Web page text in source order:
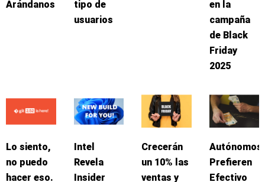
Arándanos
tipo de
usuarios
en la
campaña
de Black
Friday
2025
Lo siento,
no puedo
hacer eso.
Intel
Revela
Insider
Crecerán
un 10% las
ventas y
Autónomos
Prefieren
Efectivo